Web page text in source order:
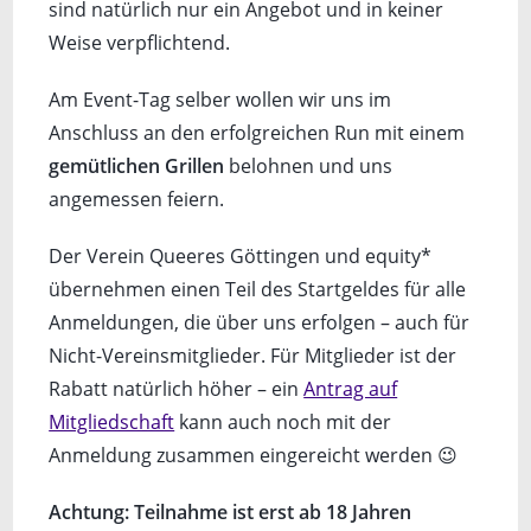
sind natürlich nur ein Angebot und in keiner
Weise verpflichtend.
Am Event-Tag selber wollen wir uns im
Anschluss an den erfolgreichen Run mit einem
gemütlichen Grillen belohnen und uns
angemessen feiern.
Der Verein Queeres Göttingen und equity*
übernehmen einen Teil des Startgeldes für alle
Anmeldungen, die über uns erfolgen – auch für
Nicht-Vereinsmitglieder. Für Mitglieder ist der
Rabatt natürlich höher – einAntrag auf
Mitgliedschaft kann auch noch mit der
Anmeldung zusammen eingereicht werden 😉
Achtung: Teilnahme ist erst ab 18 Jahren